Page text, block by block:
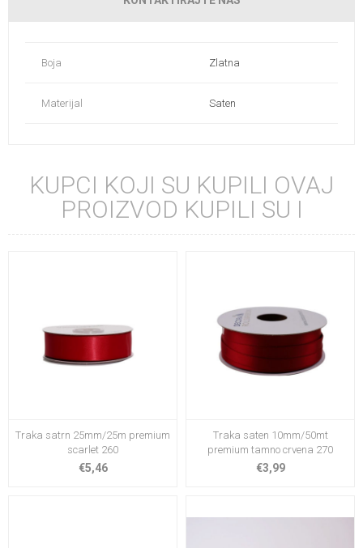
Boja Zlatna
Materijal Saten
KUPCI KOJI SU KUPILI OVAJ
PROIZVOD KUPILI SU I
Traka satrn 25mm/25m premium
scarlet 260
€5,46
Traka saten 10mm/50mt
premium tamno crvena 270
€3,99